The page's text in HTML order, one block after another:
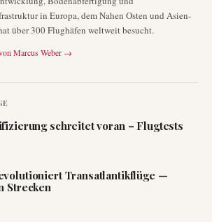
in Europa, dem Nahen Osten und Asien-
über 300 Flughäfen weltweit besucht.
Marcus Weber →
schreitet voran – Flugtests
Transatlantikflüge —
Strecken